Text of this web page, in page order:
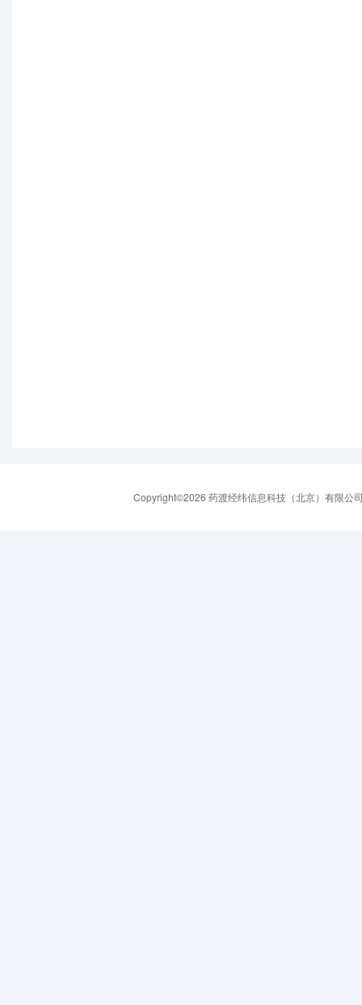
Copyright©2026 药渡经纬信息科技（北京）有限公